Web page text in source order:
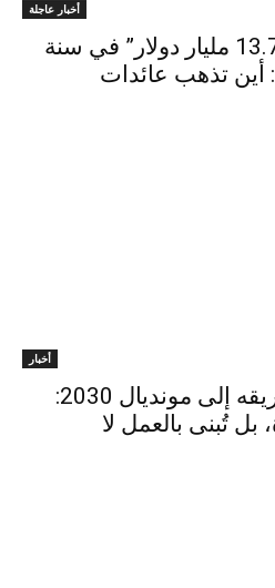
أخبار عاجلة
من انتصار سياحي بـ”13.7 مليار دولار” في سنة
أين تذهب عائدات
أخبار
كيف يمهّد المغرب طريقه إلى مونديال 2030:
تُبنى بالعمل لا